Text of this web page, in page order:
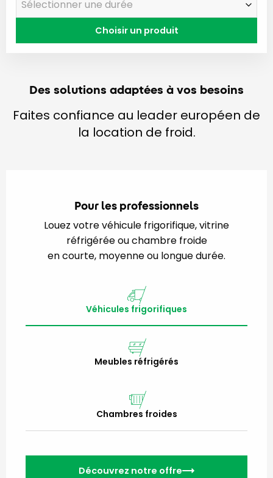
Choisir un produit
Des solutions adaptées à vos besoins
Faites confiance au leader européen de
la location de froid.
Pour les professionnels
Louez votre véhicule frigorifique, vitrine
réfrigérée ou chambre froide
en courte, moyenne ou longue durée.
Véhicules frigorifiques
Meubles réfrigérés
Chambres froides
Découvrez notre offre